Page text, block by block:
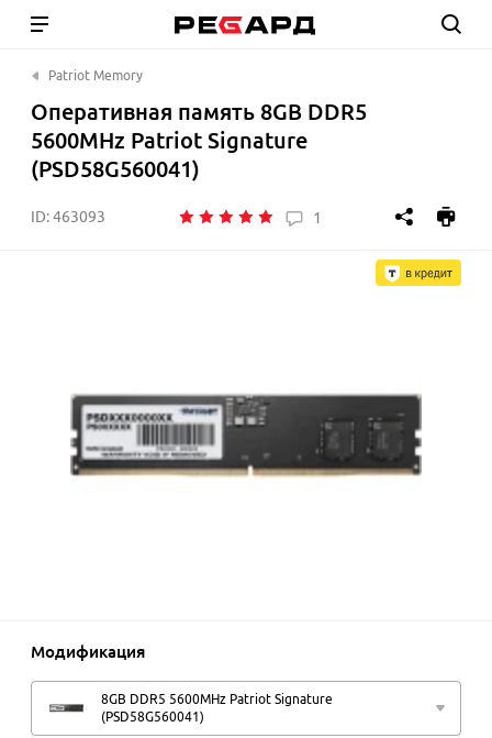
Patriot Memory
Оперативная память 8GB DDR5
5600MHz Patriot Signature
(PSD58G560041)
ID:463093 1
Модификация
8GB DDR5 5600MHz Patriot Signature
(PSD58G560041)